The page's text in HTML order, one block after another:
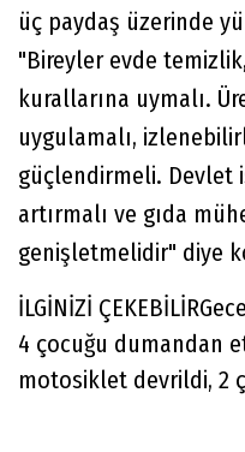
üç paydaş üzerinde
"Bireyler evde
kurallarına uymalı.
uygulamalı,
güçlendirmeli. Devlet
artırmalı ve gıda
genişletmelidir" diye
İLGİNİZİ
4 çocuğu dumandan
motosiklet devrildi, 2